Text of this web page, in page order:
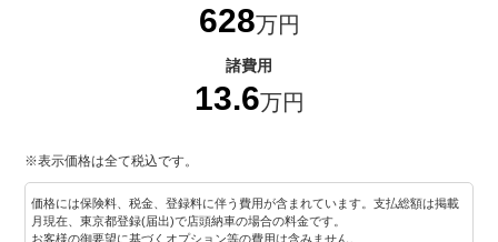
628万円
諸費用
13.6万円
※表示価格は全て税込です。
価格には保険料、税金、登録料に伴う費用が含まれています。支払総額は掲載
月現在、東京都登録(届出)で店頭納車の場合の料金です。
お客様の御要望に基づくオプション等の費用は含みません。